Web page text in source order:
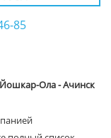
85
Ола - Ачинск